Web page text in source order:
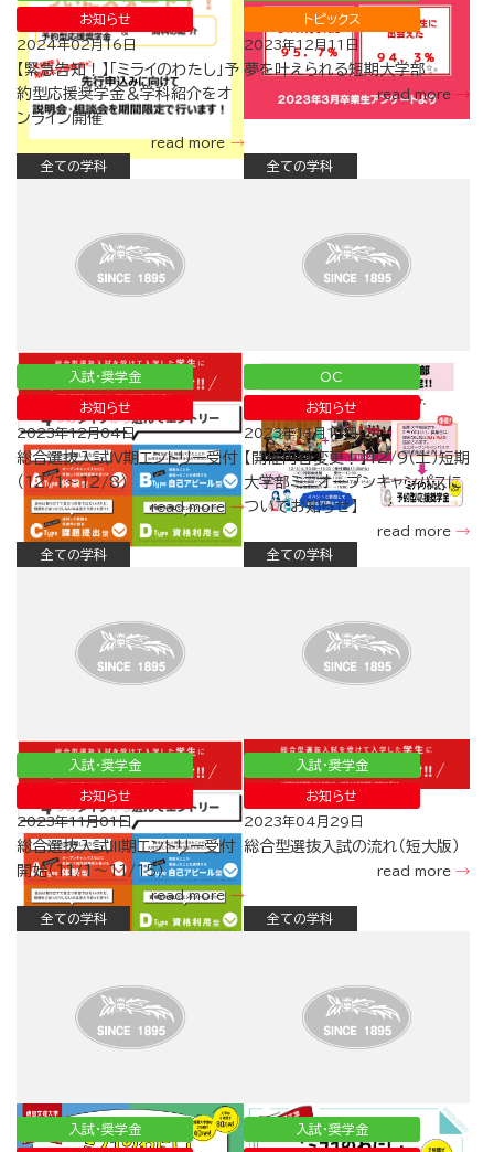
お知らせ
2024年02月16日
【緊急告知！】「ミライのわたし」予
約型応援奨学金＆学科紹介をオ
ンライン開催
read more
トピックス
2023年12月11日
夢を叶えられる短期大学部✨
read more
全ての学科
入試・奨学金
お知らせ
2023年12月04日
総合選抜入試Ⅳ期エントリー受付
（12/1～12/8）
read more
全ての学科
OC
お知らせ
2023年11月13日
【開催内容変更！】12/9（土）短期
大学部ミニオープンキャンパスに
ついてお知らせ】
read more
全ての学科
入試・奨学金
お知らせ
2023年11月01日
総合選抜入試Ⅲ期エントリー受付
開始（11/1～11/15）
read more
全ての学科
入試・奨学金
お知らせ
2023年04月29日
総合型選抜入試の流れ（短大版）
read more
全ての学科
入試・奨学金
全ての学科
入試・奨学金